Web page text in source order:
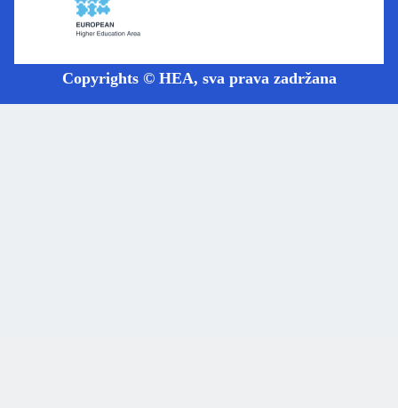
Copyrights © HEA, sva prava zadržana